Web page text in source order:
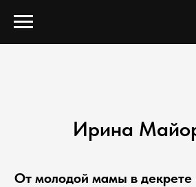
Ирина
От молодой мамы в декрете